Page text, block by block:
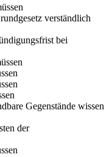
verständlich
bei
Gegenstände wissen
der